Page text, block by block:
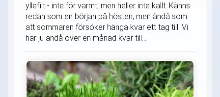
yllefilt - inte för varmt, men heller inte kallt. Känns
redan som en början på hösten, men ändå som
att sommaren försöker hänga kvar ett tag till. Vi
har ju ändå över en månad kvar till...